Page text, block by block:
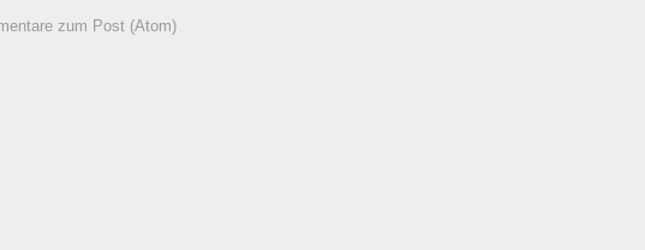
zum Post (Atom)